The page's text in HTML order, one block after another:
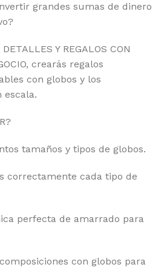
grandes sumas de dinero
Y REGALOS CON
crearás regalos
con globos y los
escala.
tamaños y tipos de globos.
correctamente cada tipo de
perfecta de amarrado para
con globos para